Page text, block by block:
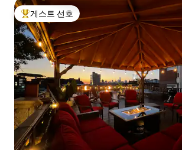
상위 게스트 선호
게스트 선호